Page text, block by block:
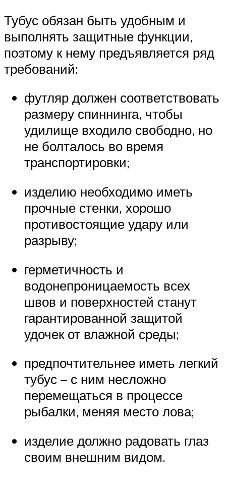
Тубус обязан быть удобным и
выполнять защитные функции,
поэтому к нему предъявляется ряд
требований:
футляр должен соответствовать
размеру спиннинга, чтобы
удилище входило свободно, но
не болталось во время
транспортировки;
изделию необходимо иметь
прочные стенки, хорошо
противостоящие удару или
разрыву;
герметичность и
водонепроницаемость всех
швов и поверхностей станут
гарантированной защитой
удочек от влажной среды;
предпочтительнее иметь легкий
тубус – с ним несложно
перемещаться в процессе
рыбалки, меняя место лова;
изделие должно радовать глаз
своим внешним видом.